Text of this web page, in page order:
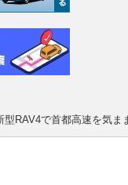
型RAV4で首都高速を気